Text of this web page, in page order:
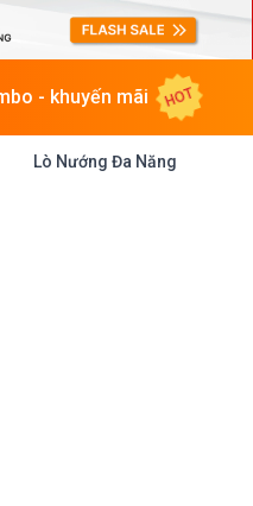
- khuyến mãi HOT
Lò Nướng Đa Năng